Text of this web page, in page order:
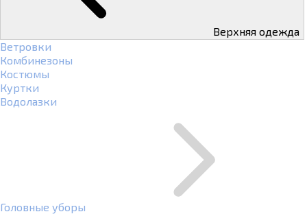
Верхняя одежда
Ветровки
Комбинезоны
Костюмы
Куртки
Водолазки
Головные уборы